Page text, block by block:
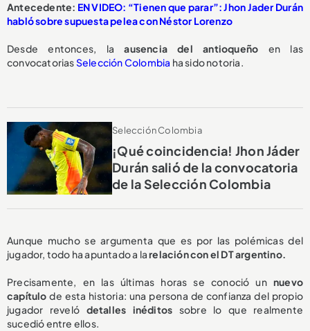
Antecedente: EN VIDEO: “Tienen que parar”: Jhon Jader Durán
habló sobre supuesta pelea con Néstor Lorenzo
Desde entonces, laausencia del antioqueño en las
convocatoriasSelección Colombia ha sido notoria.
Selección Colombia
¡Qué coincidencia! Jhon Jáder
Durán salió de la convocatoria
de la Selección Colombia
Aunque mucho se argumenta que es por las polémicas del
jugador, todo ha apuntado a larelación con el DT argentino.
Precisamente, en las últimas horas se conoció un nuevo
capítulo de esta historia: una persona de confianza del propio
jugador reveló detalles inéditos sobre lo que realmente
sucedió entre ellos.